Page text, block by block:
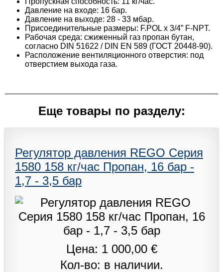
Давление на входе: 16 бар.
Давление на выходе: 28 - 33 мбар.
Присоединительные размеры: F.POL x 3/4” F-NPT.
Рабочая среда: сжиженный газ пропан бутан,
согласно DIN 51622 / DIN EN 589 (ГОСТ 20448-90).
Расположение вентиляционного отверстия: под
отверстием выхода газа.
Еще товары по разделу:
Регулятор давления REGO Серия
1580 158 кг/час Пропан, 16 бар -
1,7 - 3,5 бар
Цена: 1 000,00 €
Кол-во: в наличии.